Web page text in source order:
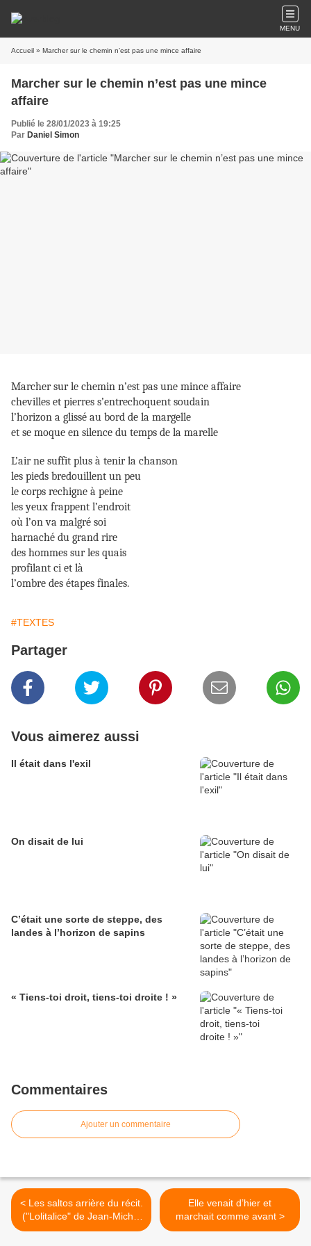
MENU
Accueil » Marcher sur le chemin n’est pas une mince affaire
Marcher sur le chemin n’est pas une mince
affaire
Publié le 28/01/2023 à 19:25
Par Daniel Simon
Marcher sur le chemin n’est pas une mince affaire
chevilles et pierres s’entrechoquent soudain
l’horizon a glissé au bord de la margelle
et se moque en silence du temps de la marelle
L’air ne suffit plus à tenir la chanson
les pieds bredouillent un peu
le corps rechigne à peine
les yeux frappent l’endroit
où l’on va malgré soi
harnaché du grand rire
des hommes sur les quais
profilant ci et là
l’ombre des étapes finales.
#TEXTES
Partager
Vous aimerez aussi
Il était dans l'exil
On disait de lui
C’était une sorte de steppe, des
landes à l’horizon de sapins
« Tiens-toi droit, tiens-toi droite ! »
Commentaires
Ajouter un commentaire
< Les saltos arrière du récit.
("Lolitalice" de Jean-Michel
Bragard)
Elle venait d’hier et
marchait comme avant >